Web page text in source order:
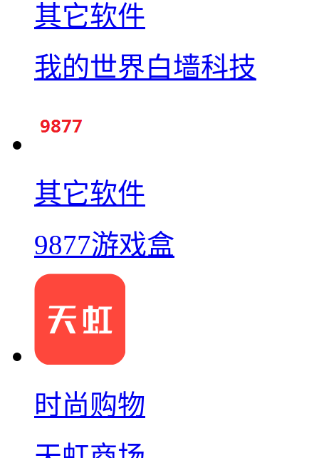
其它软件
我的世界白墙科技
其它软件
9877游戏盒
时尚购物